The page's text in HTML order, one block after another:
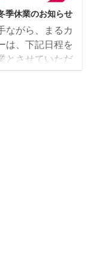
だいたお問合せ
、回答までにお
ただく場合がご
。※2：休業期間
だいたお問い合
季休業のお知らせ
ながら、まるカ
は、下記日程を
とさせていただ
ご不便をお掛け